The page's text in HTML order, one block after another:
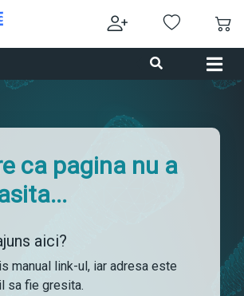
ca pagina nu a
aici?
manual link-ul, iar adresa este
sa fie gresita.